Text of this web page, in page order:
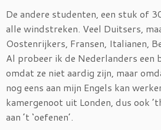
De andere studenten, een stuk of
alle windstreken. Veel Duitsers,
Oostenrijkers, Fransen, Italianen,
Al probeer ik de Nederlanders een
omdat ze niet aardig zijn, maar
nog eens aan mijn Engels kan
kamergenoot uit Londen, dus ook
aan ’t ‘oefenen’.